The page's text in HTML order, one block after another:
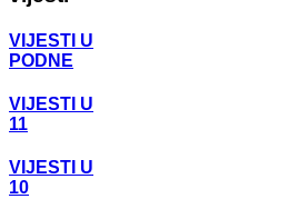
VIJESTI U
PODNE
VIJESTI U
11
VIJESTI U
10